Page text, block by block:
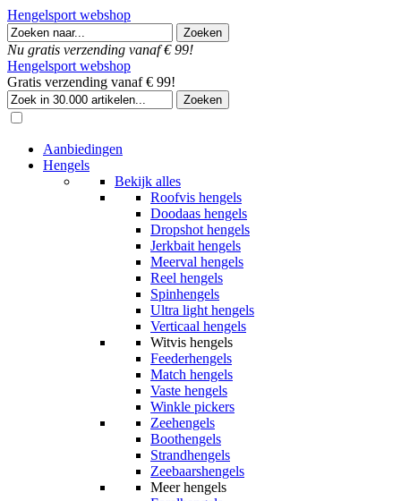
Hengelsport webshop
Nu gratis verzending vanaf € 99!
Hengelsport webshop
Gratis verzending vanaf € 99!
Aanbiedingen
Hengels
Bekijk alles
Roofvis hengels
Doodaas hengels
Dropshot hengels
Jerkbait hengels
Meerval hengels
Reel hengels
Spinhengels
Ultra light hengels
Verticaal hengels
Witvis hengels
Feederhengels
Match hengels
Vaste hengels
Winkle pickers
Zeehengels
Boothengels
Strandhengels
Zeebaarshengels
Meer hengels